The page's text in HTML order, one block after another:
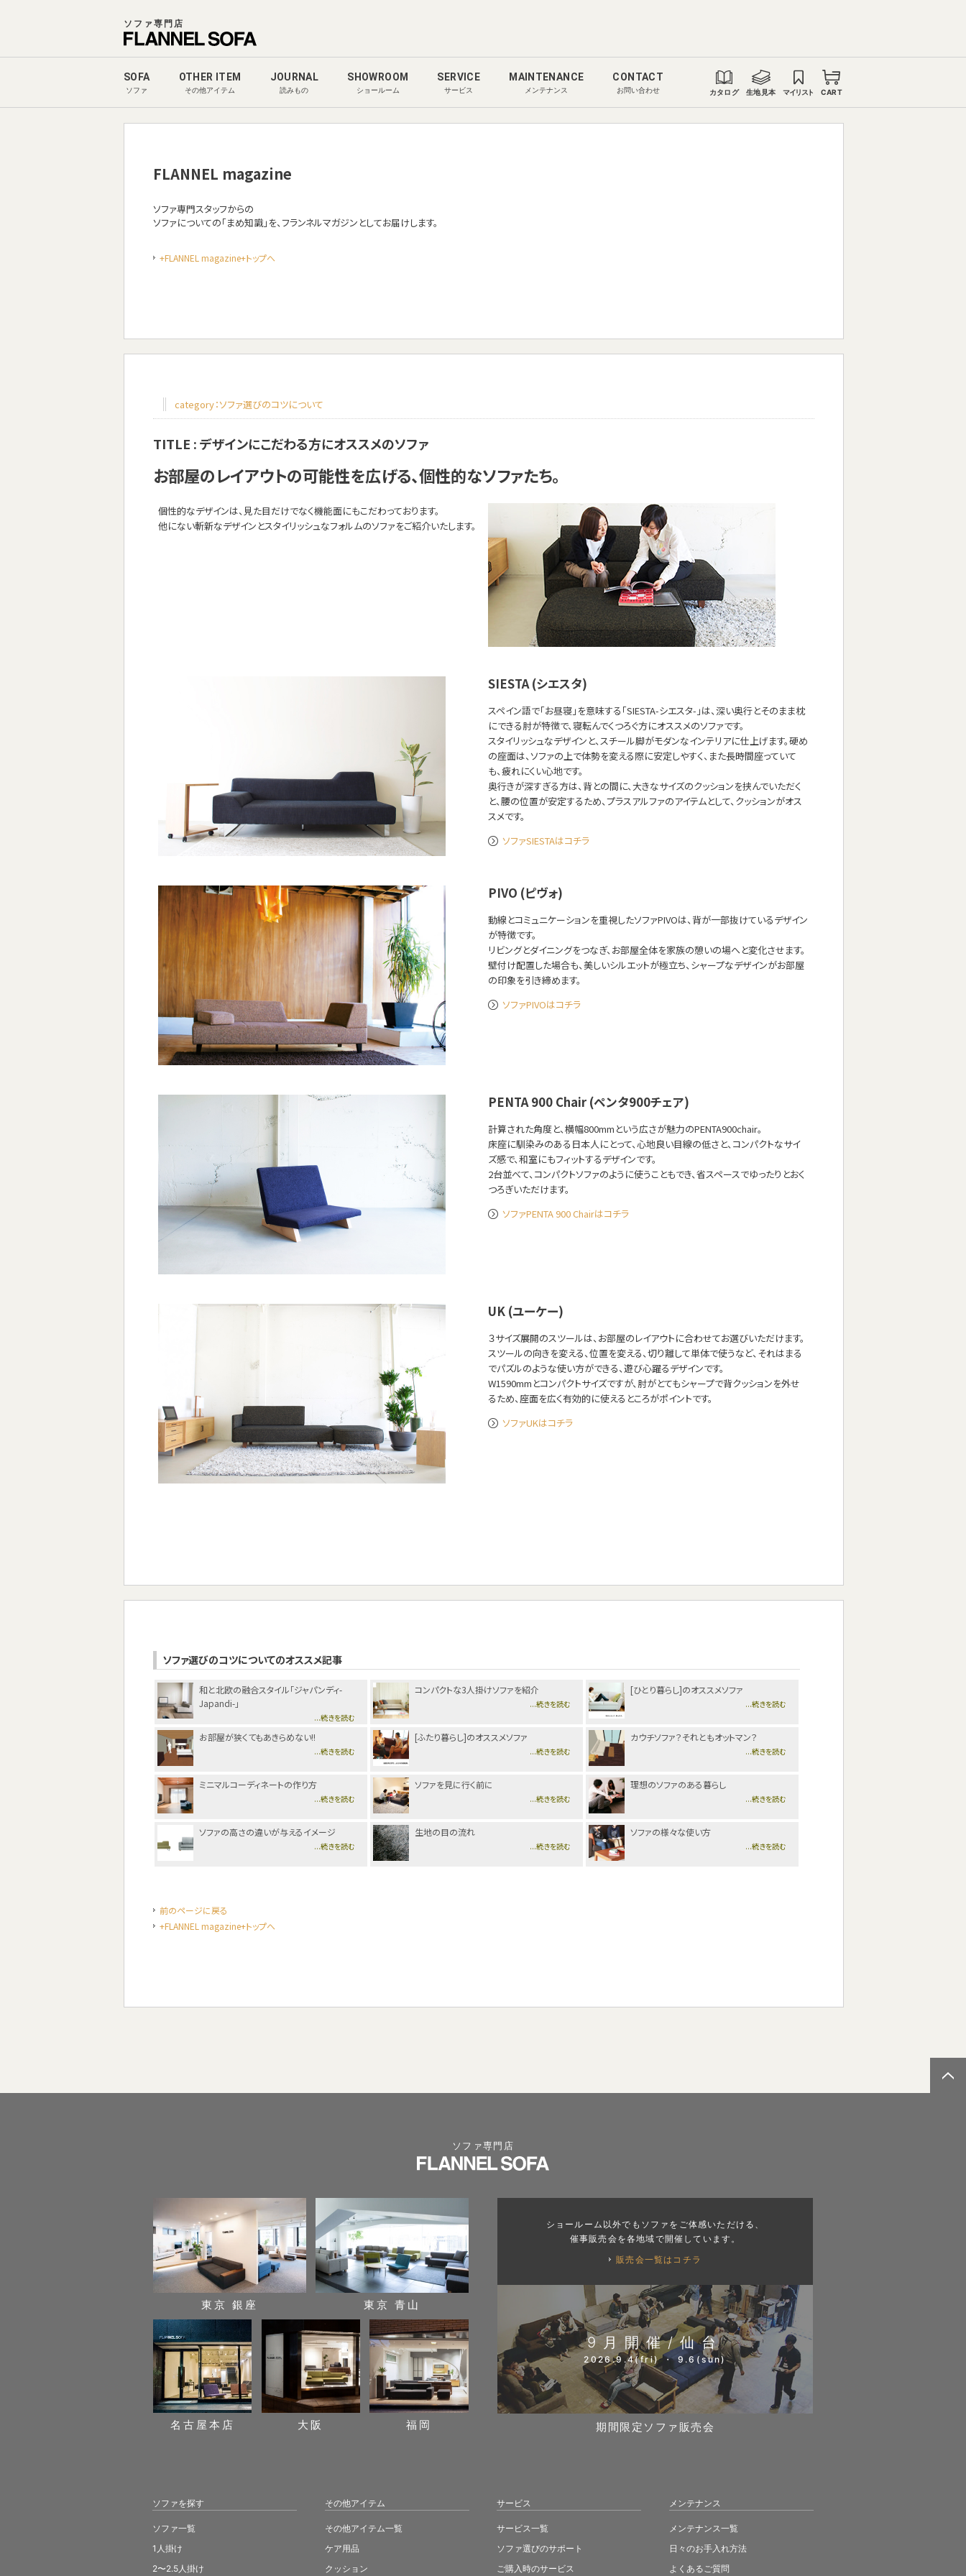
ソファ専門店
SOFA
ソファ
OTHER ITEM
その他アイテム
JOURNAL
読みもの
SHOWROOM
ショールーム
SERVICE
サービス
MAINTENANCE
メンテナンス
CONTACT
お問い合わせ カタログ 生地見本 マイリスト CART
FLANNEL magazine
ソファ専門スタッフからの
ソファについての「まめ知識」を、フランネルマガジンとしてお届けします。
+FLANNEL magazine+トップへ
category：ソファ選びのコツについて
TITLE :デザインにこだわる方にオススメのソファ
お部屋のレイアウトの可能性を広げる、個性的なソファたち。
個性的なデザインは、見た目だけでなく機能面にもこだわっております。
他にない斬新なデザインとスタイリッシュなフォルムのソファをご紹介いたします。
SIESTA (シエスタ)
スペイン語で「お昼寝」を意味する「SIESTA-シエスタ-」は、深い奥行とそのまま枕
にできる肘が特徴で、寝転んでくつろぐ方にオススメのソファです。
スタイリッシュなデザインと、スチール脚がモダンなインテリアに仕上げます。硬め
の座面は、ソファの上で体勢を変える際に安定しやすく、また長時間座っていて
も、疲れにくい心地です。
奥行きが深すぎる方は、背との間に、大きなサイズのクッションを挟んでいただく
と、腰の位置が安定するため、プラスアルファのアイテムとして、クッションがオス
スメです。
ソファSIESTAはコチラ
PIVO (ピヴォ)
動線とコミュニケーションを重視したソファPIVOは、背が一部抜けているデザイン
が特徴です。
リビングとダイニングをつなぎ、お部屋全体を家族の憩いの場へと変化させます。
壁付け配置した場合も、美しいシルエットが極立ち、シャープなデザインがお部屋
の印象を引き締めます。
ソファPIVOはコチラ
PENTA 900 Chair (ペンタ900チェア)
計算された角度と、横幅800mmという広さが魅力のPENTA900chair。
床座に馴染みのある日本人にとって、心地良い目線の低さと、コンパクトなサイ
ズ感で、和室にもフィットするデザインです。
2台並べて、コンパクトソファのように使うこともでき、省スペースでゆったりとおく
つろぎいただけます。
ソファPENTA 900 Chairはコチラ
UK (ユーケー)
３サイズ展開のスツールは、お部屋のレイアウトに合わせてお選びいただけます。
スツールの向きを変える、位置を変える、切り離して単体で使うなど、それはまる
でパズルのような使い方ができる、遊び心躍るデザインです。
W1590mmとコンパクトサイズですが、肘がとてもシャープで背クッションを外せ
るため、座面を広く有効的に使えるところがポイントです。
ソファUKはコチラ
ソファ選びのコツについてのオススメ記事
和と北欧の融合スタイル「ジャパンディ-
Japandi-」
...続きを読む
コンパクトな3人掛けソファを紹介
...続きを読む
[ひとり暮らし]のオススメソファ
...続きを読む
お部屋が狭くてもあきらめない!!
...続きを読む
[ふたり暮らし]のオススメソファ
...続きを読む
カウチソファ？それともオットマン？
...続きを読む
ミニマルコーディネートの作り方
...続きを読む
ソファを見に行く前に
...続きを読む
理想のソファのある暮らし
...続きを読む
ソファの高さの違いが与えるイメージ
...続きを読む
生地の目の流れ
...続きを読む
ソファの様々な使い方
...続きを読む
前のページに戻る
+FLANNEL magazine+トップへ
ソファ専門店
東京 銀座 東京 青山
名古屋本店 大阪 福岡
ショールーム以外でもソファをご体感いただける、
催事販売会を各地域で開催しています。
販売会一覧はコチラ
9月開催/仙台
2026.9.4(fri) ・ 9.6(sun)
期間限定ソファ販売会
ソファを探す
ソファ一覧
1人掛け
2〜2.5人掛け
その他アイテム
その他アイテム一覧
ケア用品
クッション
サービス
サービス一覧
ソファ選びのサポート
ご購入時のサービス
メンテナンス
メンテナンス一覧
日々のお手入れ方法
よくあるご質問